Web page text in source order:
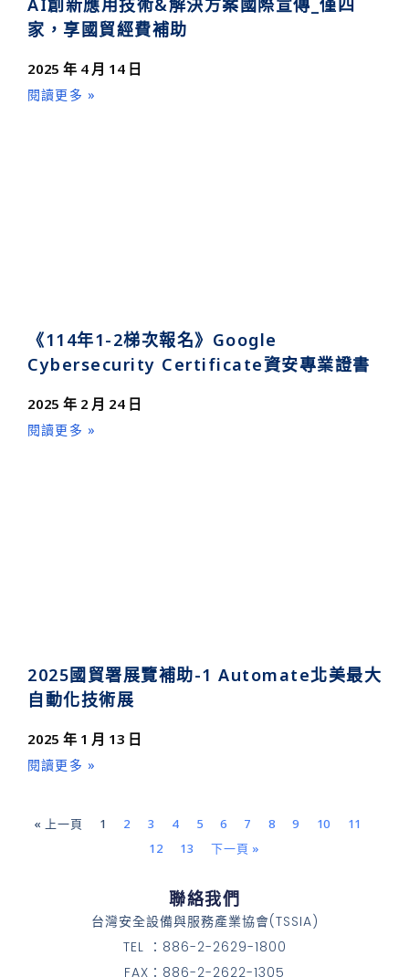
AI創新應用技術&解決方案國際宣傳_僅四
家，享國貿經費補助
2025 年 4 月 14 日
閱讀更多 »
《114年1-2梯次報名》Google
Cybersecurity Certificate資安專業證書
2025 年 2 月 24 日
閱讀更多 »
2025國貿署展覽補助-1 Automate北美最大
自動化技術展
2025 年 1 月 13 日
閱讀更多 »
« 上一頁 1 2 3 4 5 6 7 8 9 10
11
12
13 下一頁 »
聯絡我們
台灣安全設備與服務產業協會(TSSIA)
TEL ：886-2-2629-1800
FAX：886-2-2622-1305